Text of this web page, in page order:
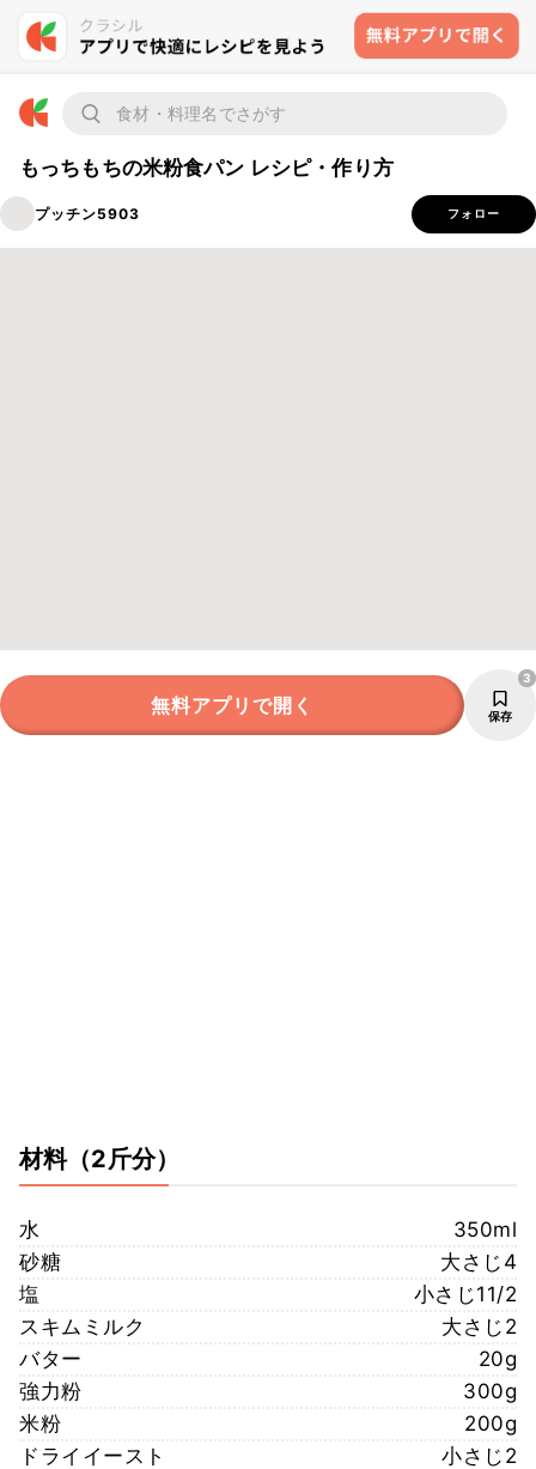
もっちもちの米粉食パン レシピ・作り方
プッチン5903 フォロー
無料アプリで開く 保存
3
材料（2斤分）
水
350ml
砂糖
大さじ4
塩
小さじ11/2
スキムミルク
大さじ2
バター
20g
強力粉
300g
米粉
200g
ドライイースト
小さじ2